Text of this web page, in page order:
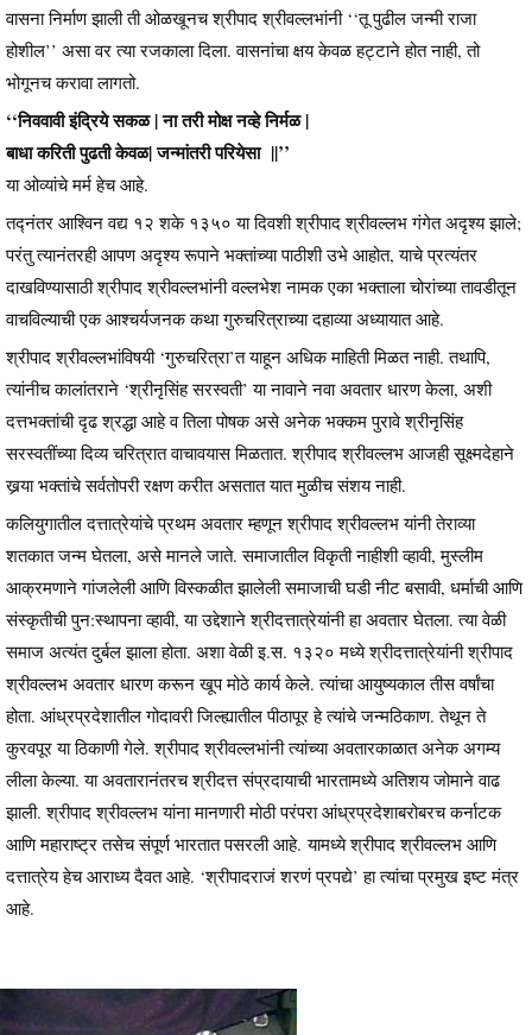
वासना निर्माण झाली ती ओळखूनच श्रीपाद श्रीवल्लभांनी ‘‘तू पुढील जन्मी राजा
होशील’’ असा वर त्या रजकाला दिला. वासनांचा क्षय केवळ हट्टाने होत नाही, तो
भोगूनच करावा लागतो.
‘‘निववावी इंद्रिये सकळ | ना तरी मोक्ष नव्हे निर्मळ |
बाधा करिती पुढती केवळ| जन्मांतरी परियेसा ||’’
या ओव्यांचे मर्म हेच आहे.
तद्नंतर आश्विन वद्य १२ शके १३५० या दिवशी श्रीपाद श्रीवल्लभ गंगेत अदृश्य झाले;
परंतु त्यानंतरही आपण अदृश्य रूपाने भक्तांच्या पाठीशी उभे आहोत, याचे प्रत्यंतर
दाखविण्यासाठी श्रीपाद श्रीवल्लभांनी वल्लभेश नामक एका भक्ताला चोरांच्या तावडीतून
वाचविल्याची एक आश्चर्यजनक कथा गुरुचरित्राच्या दहाव्या अध्यायात आहे.
श्रीपाद श्रीवल्लभांविषयी ‘गुरुचरित्रा’त याहून अधिक माहिती मिळत नाही. तथापि,
त्यांनीच कालांतराने ‘श्रीनृसिंह सरस्वती’ या नावाने नवा अवतार धारण केला, अशी
दत्तभक्तांची दृढ श्रद्धा आहे व तिला पोषक असे अनेक भक्कम पुरावे श्रीनृसिंह
सरस्वतींच्या दिव्य चरित्रात वाचावयास मिळतात. श्रीपाद श्रीवल्लभ आजही सूक्ष्मदेहाने
खर्‍या भक्तांचे सर्वतोपरी रक्षण करीत असतात यात मुळीच संशय नाही.
कलियुगातील दत्तात्रेयांचे प्रथम अवतार म्हणून श्रीपाद श्रीवल्लभ यांनी तेराव्या
शतकात जन्म घेतला, असे मानले जाते. समाजातील विकृती नाहीशी व्हावी, मुस्लीम
आक्रमणाने गांजलेली आणि विस्कळीत झालेली समाजाची घडी नीट बसावी, धर्माची आणि
संस्कृतीची पुन:स्थापना व्हावी, या उद्देशाने श्रीदत्तात्रेयांनी हा अवतार घेतला. त्या वेळी
समाज अत्यंत दुर्बल झाला होता. अशा वेळी इ.स. १३२० मध्ये श्रीदत्तात्रेयांनी श्रीपाद
श्रीवल्लभ अवतार धारण करून खूप मोठे कार्य केले. त्यांचा आयुष्यकाल तीस वर्षांचा
होता. आंध्रप्रदेशातील गोदावरी जिल्ह्यातील पीठापूर हे त्यांचे जन्मठिकाण. तेथून ते
कुरवपूर या ठिकाणी गेले. श्रीपाद श्रीवल्लभांनी त्यांच्या अवतारकाळात अनेक अगम्य
लीला केल्या. या अवतारानंतरच श्रीदत्त संप्रदायाची भारतामध्ये अतिशय जोमाने वाढ
झाली. श्रीपाद श्रीवल्लभ यांना मानणारी मोठी परंपरा आंध्रप्रदेशाबरोबरच कर्नाटक
आणि महाराष्ट्र तसेच संपूर्ण भारतात पसरली आहे. यामध्ये श्रीपाद श्रीवल्लभ आणि
दत्तात्रेय हेच आराध्य दैवत आहे. ‘श्रीपादराजं शरणं प्रपद्ये’ हा त्यांचा प्रमुख इष्ट मंत्र
आहे.